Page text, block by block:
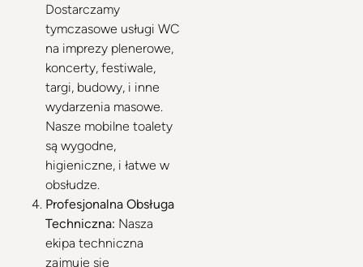
Dostarczamy
tymczasowe usługi WC
na imprezy plenerowe,
koncerty, festiwale,
targi, budowy, i inne
wydarzenia masowe.
Nasze mobilne toalety
są wygodne,
higieniczne, i łatwe w
obsłudze.
Profesjonalna Obsługa
Techniczna: Nasza
ekipa techniczna
zajmuje się